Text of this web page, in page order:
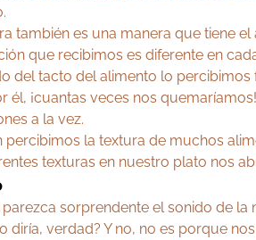
también es una manera que tiene
que recibimos es diferente en
del tacto del alimento lo
él, ¡cuantas veces nos
a la vez.
percibimos la textura de muchos
texturas en nuestro plato nos
sorprendente el sonido de
diría, verdad? Y no, no es porque